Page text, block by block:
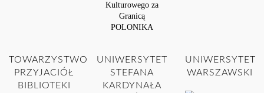
TOWARZYSTWO
PRZYJACIÓŁ
BIBLIOTEKI
UNIWERSYTET
STEFANA
KARDYNAŁA
UNIWERSYTET
WARSZAWSKI